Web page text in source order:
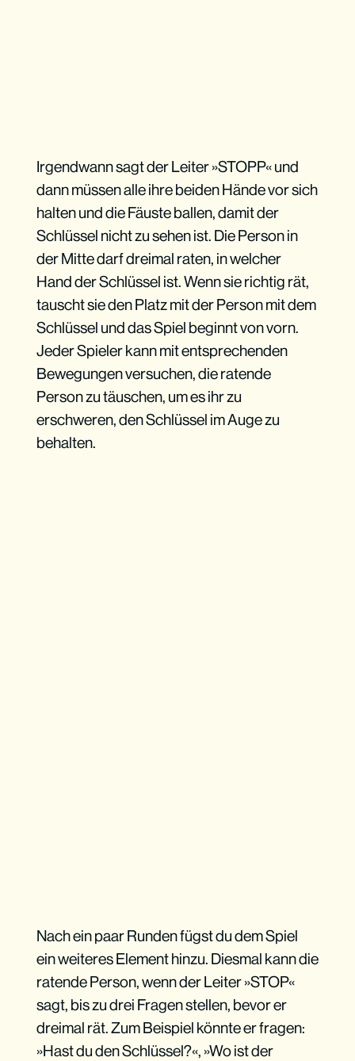
Irgendwann sagt der Leiter »STOPP« und
dann müssen alle ihre beiden Hände vor sich
halten und die Fäuste ballen, damit der
Schlüssel nicht zu sehen ist. Die Person in
der Mitte darf dreimal raten, in welcher
Hand der Schlüssel ist. Wenn sie richtig rät,
tauscht sie den Platz mit der Person mit dem
Schlüssel und das Spiel beginnt von vorn.
Jeder Spieler kann mit entsprechenden
Bewegungen versuchen, die ratende
Person zu täuschen, um es ihr zu
erschweren, den Schlüssel im Auge zu
behalten.
Nach ein paar Runden fügst du dem Spiel
ein weiteres Element hinzu. Diesmal kann die
ratende Person, wenn der Leiter »STOP«
sagt, bis zu drei Fragen stellen, bevor er
dreimal rät. Zum Beispiel könnte er fragen:
»Hast du den Schlüssel?«, »Wo ist der